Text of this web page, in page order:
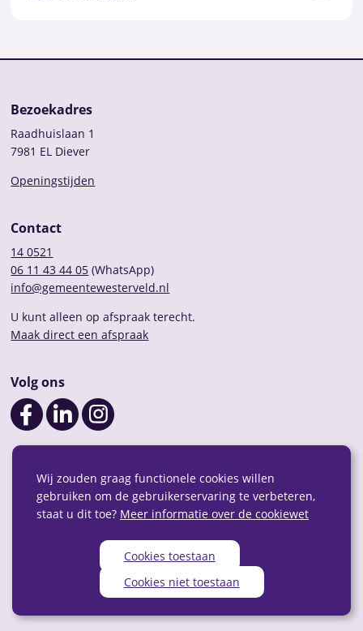
Wij zouden graag functionele cookies willen
gebruiken om de gebruikerservaring te verbeteren,
staat u dit toe? Meer informatie over de cookiewet
Cookies toestaan
Cookies niet toestaan
Bezoekadres
Raadhuislaan 1
7981 EL Diever
Openingstijden
Contact
14 0521
06 11 43 44 05 (WhatsApp)
info@gemeentewesterveld.nl
U kunt alleen op afspraak terecht.
Maak direct een afspraak
Volg ons
Over deze website Webarchief
Sitemap